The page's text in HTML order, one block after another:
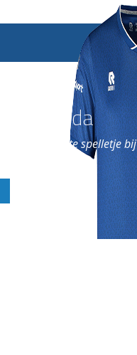
Rohda
van het leukste spelletje bij